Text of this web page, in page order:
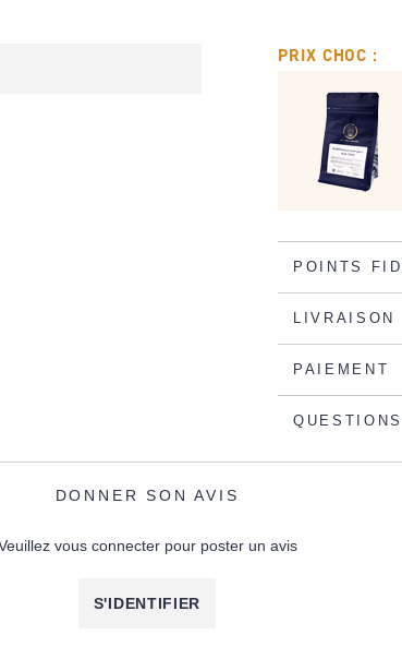
PRIX CHOC :
POINTS
LIVRAISON
PAIEMENT
DONNER SON AVIS
vous connecter pour poster un avis
S'IDENTIFIER